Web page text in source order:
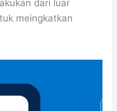
dari luar
meingkatkan